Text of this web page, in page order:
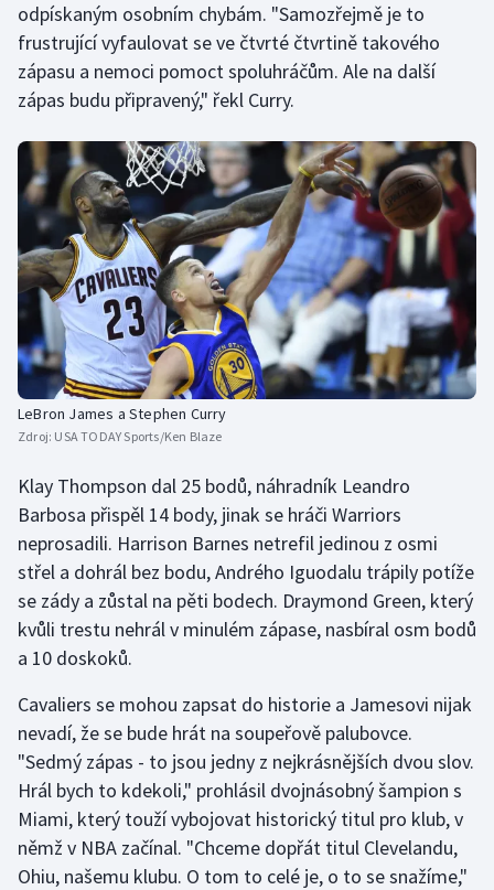
Stolní tenis
Triatlon
Vodní slalom
Volejbal
Ostatní
odpískaným osobním chybám. "Samozřejmě je to
frustrující vyfaulovat se ve čtvrté čtvrtině takového
zápasu a nemoci pomoct spoluhráčům. Ale na další
zápas budu připravený," řekl Curry.
LeBron James a Stephen Curry
Zdroj: USA TODAY Sports/Ken Blaze
Klay Thompson dal 25 bodů, náhradník Leandro
Barbosa přispěl 14 body, jinak se hráči Warriors
neprosadili. Harrison Barnes netrefil jedinou z osmi
střel a dohrál bez bodu, Andrého Iguodalu trápily potíže
se zády a zůstal na pěti bodech. Draymond Green, který
kvůli trestu nehrál v minulém zápase, nasbíral osm bodů
a 10 doskoků.
Cavaliers se mohou zapsat do historie a Jamesovi nijak
nevadí, že se bude hrát na soupeřově palubovce.
"Sedmý zápas - to jsou jedny z nejkrásnějších dvou slov.
Hrál bych to kdekoli," prohlásil dvojnásobný šampion s
Miami, který touží vybojovat historický titul pro klub, v
němž v NBA začínal. "Chceme dopřát titul Clevelandu,
Ohiu, našemu klubu. O tom to celé je, o to se snažíme,"